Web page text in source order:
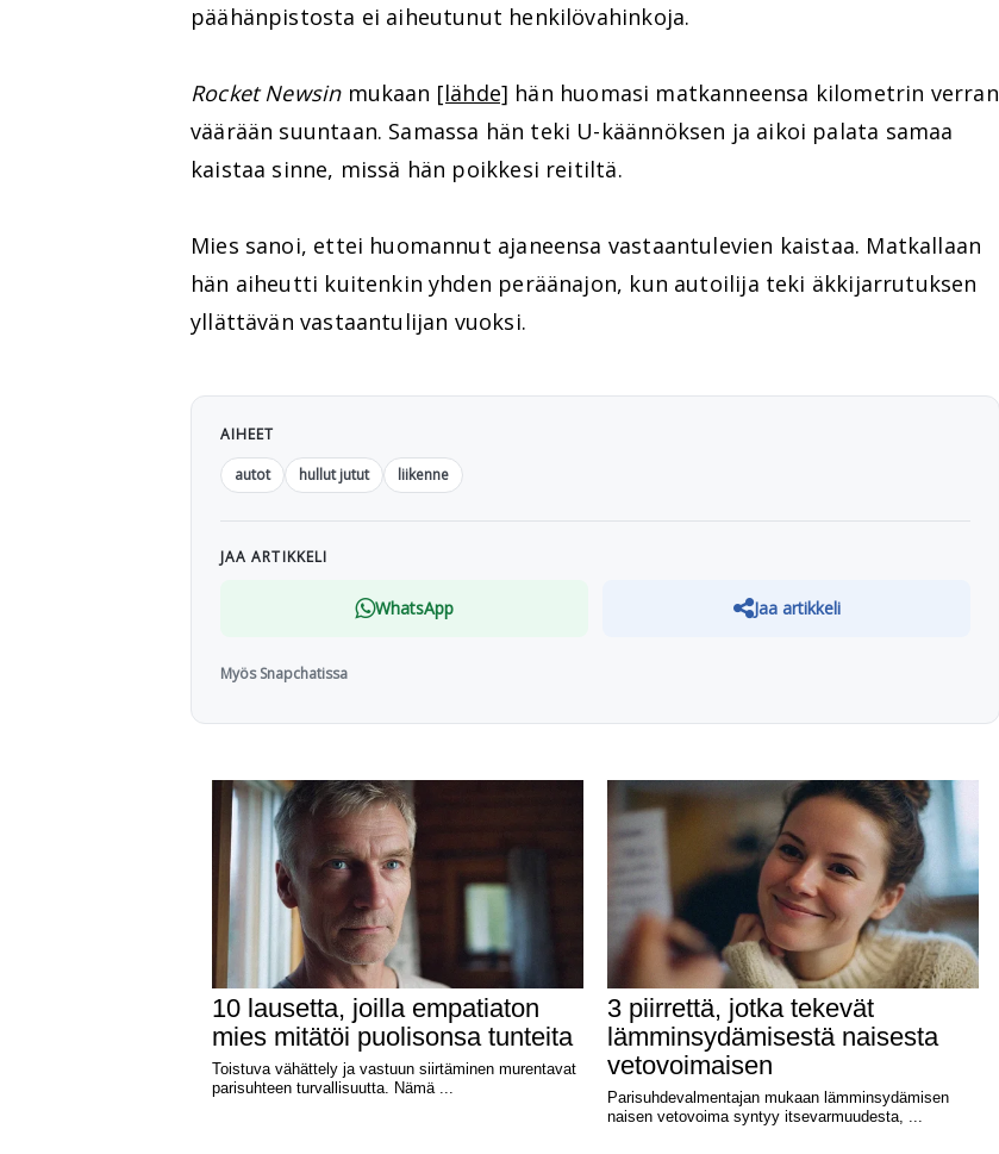
päähänpistosta ei aiheutunut henkilövahinkoja.
Rocket Newsinmukaan [lähde] hän huomasi matkanneensa kilometrin verran
väärään suuntaan. Samassa hän teki U-käännöksen ja aikoi palata samaa
kaistaa sinne, missä hän poikkesi reitiltä.
Mies sanoi, ettei huomannut ajaneensa vastaantulevien kaistaa. Matkallaan
hän aiheutti kuitenkin yhden peräänajon, kun autoilija teki äkkijarrutuksen
yllättävän vastaantulijan vuoksi.
AIHEET
autot
hullut jutut liikenne
JAA ARTIKKELI
WhatsApp Jaa artikkeli
Myös Snapchatissa